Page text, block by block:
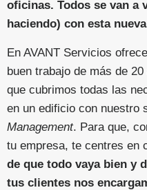
oficinas. Todos se van a
haciendo) con esta
En AVANT Servicios
buen trabajo de más de
que cubrimos todas las
en un edificio con nuestro
Management. Para que,
tu empresa, te centres en
de que todo vaya bien y
tus clientes nos